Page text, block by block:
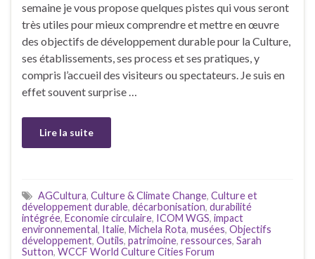
semaine je vous propose quelques pistes qui vous seront
très utiles pour mieux comprendre et mettre en œuvre
des objectifs de développement durable pour la Culture,
ses établissements, ses process et ses pratiques, y
compris l’accueil des visiteurs ou spectateurs. Je suis en
effet souvent surprise …
Lire la suite
AGCultura, Culture & Climate Change, Culture et
développement durable, décarbonisation, durabilité
intégrée, Economie circulaire, ICOM WGS, impact
environnemental, Italie, Michela Rota, musées, Objectifs
développement, Outils, patrimoine, ressources, Sarah
Sutton, WCCF World Culture Cities Forum